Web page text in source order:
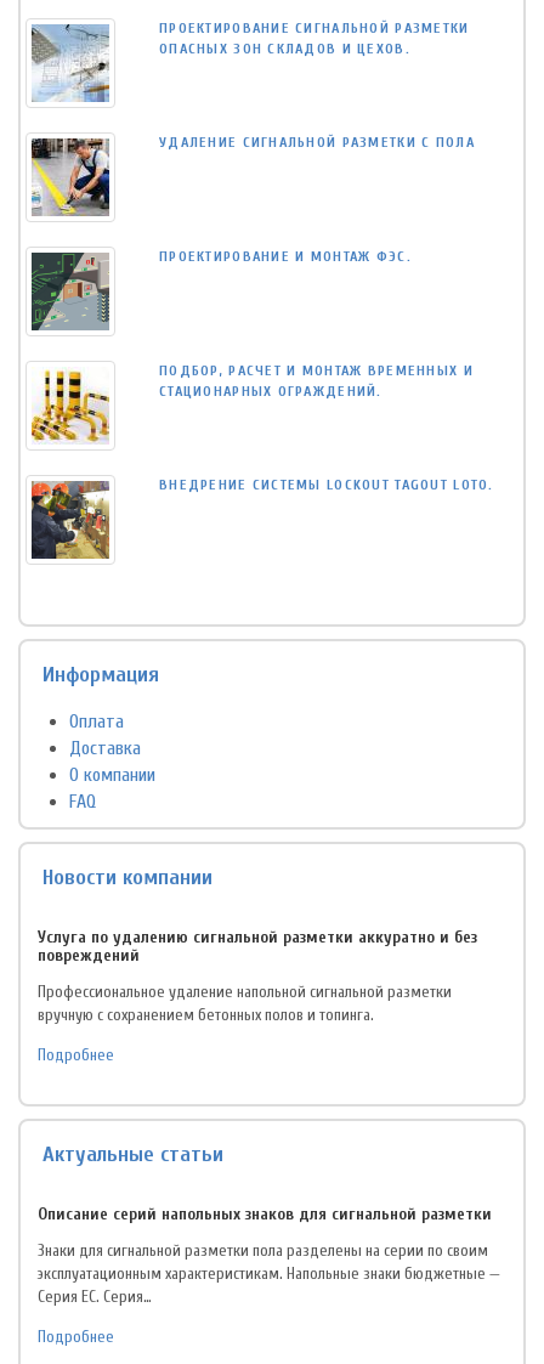
ПРОЕКТИРОВАНИЕ СИГНАЛЬНОЙ РАЗМЕТКИ
ОПАСНЫХ ЗОН СКЛАДОВ И ЦЕХОВ.
УДАЛЕНИЕ СИГНАЛЬНОЙ РАЗМЕТКИ С ПОЛА
ПРОЕКТИРОВАНИЕ И МОНТАЖ ФЭС.
ПОДБОР, РАСЧЕТ И МОНТАЖ ВРЕМЕННЫХ И
СТАЦИОНАРНЫХ ОГРАЖДЕНИЙ.
ВНЕДРЕНИЕ СИСТЕМЫ LOCKOUT TAGOUT LOTO.
Информация
Оплата
Доставка
О компании
FAQ
Новости компании
Услуга по удалению сигнальной разметки аккуратно и без
повреждений
Профессиональное удаление напольной сигнальной разметки
вручную с сохранением бетонных полов и топинга.
Подробнее
Актуальные статьи
Описание серий напольных знаков для сигнальной разметки
Знаки для сигнальной разметки пола разделены на серии по своим
эксплуатационным характеристикам. Напольные знаки бюджетные —
Серия EC. Серия…
Подробнее